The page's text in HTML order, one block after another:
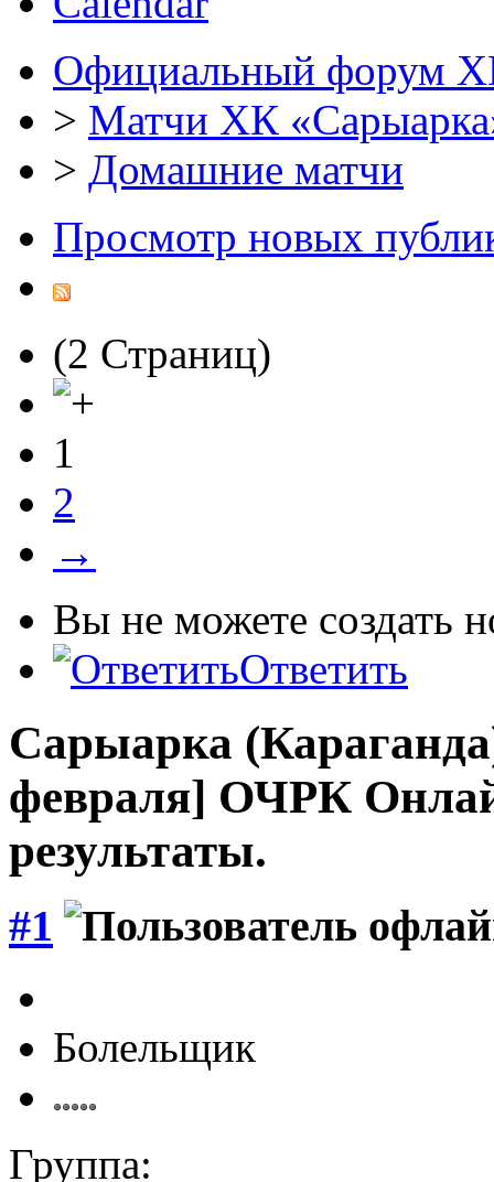
Официальный форум
> Матчи ХК
> Домашние матчи
Просмотр новых
(2 Страниц)
1
2
→
Вы не можете создать
Ответить
Сарыарка
февраля] ОЧРК
результаты.
#1
Болельщик
Группа: